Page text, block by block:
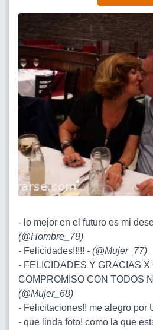
- lo mejor en el futuro es mi
(@Hombre_79)
- Felicidades!!!!! - (@Mujer_77)
- FELICIDADES Y GRACIAS X
COMPROMISO CON TODOS
(@Mujer_68)
- Felicitaciones!! me alegro por
- que linda foto! como la que